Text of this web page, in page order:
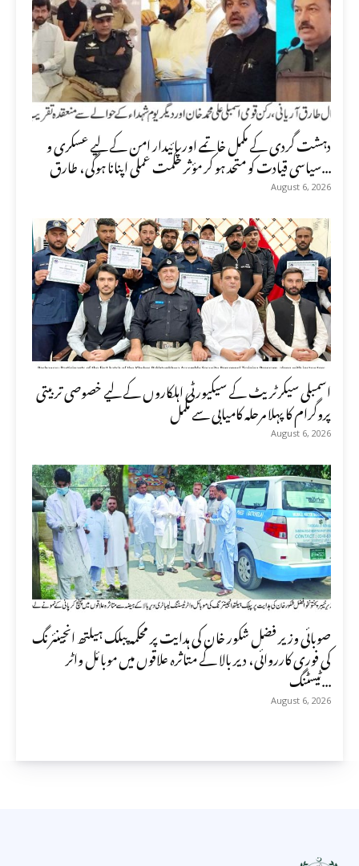
دہشت گردی کے مکمل خاتمے اور پائیدار امن کے لیے عسکری و
سیاسی قیادت کو متحد ہو کر مؤثر حکمت عملی اپنانا ہوگی، طارق...
August 6, 2026
اسمبلی سیکرٹریٹ کے سیکیورٹی اہلکاروں کے لیے خصوصی تربیتی
پروگرام کا پہلا مرحلہ کامیابی سے مکمل
August 6, 2026
صوبائی وزیر فضل شکور خان کی ہدایت پر محکمہ پبلک ہیلتھ انجینئرنگ
کی فوری کارروائی، دیر بالا کے متاثرہ علاقوں میں موبائل واٹر
ٹیسٹنگ...
August 6, 2026